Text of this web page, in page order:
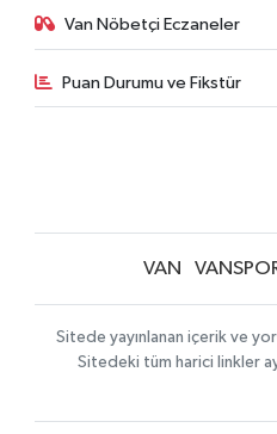
Van Nöbetçi Eczaneler
Puan Durumu ve Fikstür
VAN
Sitede yayınlanan içerik ve
Sitedeki tüm harici linkler